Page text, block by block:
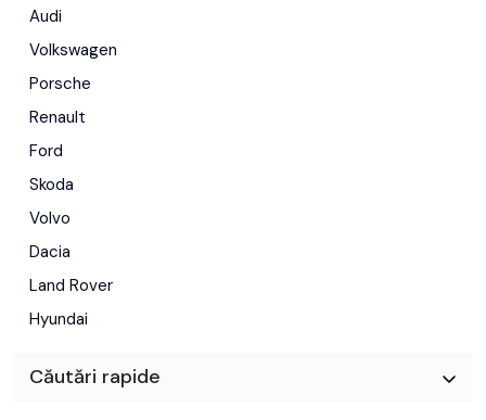
Audi
Volkswagen
Porsche
Renault
Ford
Skoda
Volvo
Dacia
Land Rover
Hyundai
Căutări rapide